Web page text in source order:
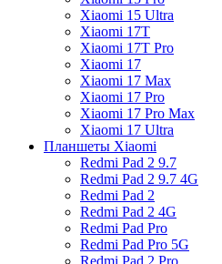
Xiaomi 15 Ultra
Xiaomi 17T
Xiaomi 17T Pro
Xiaomi 17
Xiaomi 17 Max
Xiaomi 17 Pro
Xiaomi 17 Pro Max
Xiaomi 17 Ultra
Планшеты Xiaomi
Redmi Pad 2 9.7
Redmi Pad 2 9.7 4G
Redmi Pad 2
Redmi Pad 2 4G
Redmi Pad Pro
Redmi Pad Pro 5G
Redmi Pad 2 Pro